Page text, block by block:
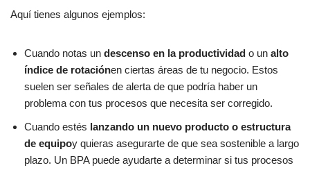
Aquí tienes algunos ejemplos:
Cuando notas un descenso en la productividad o un alto
índice de rotaciónen ciertas áreas de tu negocio. Estos
suelen ser señales de alerta de que podría haber un
problema con tus procesos que necesita ser corregido.
Cuando estés lanzando un nuevo producto o estructura
de equipoy quieras asegurarte de que sea sostenible a largo
plazo. Un BPA puede ayudarte a determinar si tus procesos